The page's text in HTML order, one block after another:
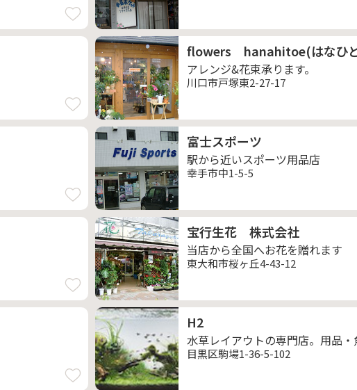
flowers hanahitoe(はなひ
アレンジ&花束承ります。
川口市戸塚東2-27-17
富士スポーツ
駅から近いスポーツ用品店
幸手市中1-5-5
宝行生花 株式会社
当店から全国へお花を贈れます
東大和市桜ヶ丘4-43-12
H2
水草レイアウトの専門店。用品
目黒区駒場1-36-5-102